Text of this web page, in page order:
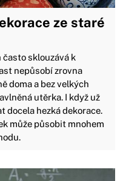
ze staré
často sklouzává k
nepůsobí zrovna
doma a bez velkých
utěrka. I když už
docela hezká dekorace.
může působit mnohem